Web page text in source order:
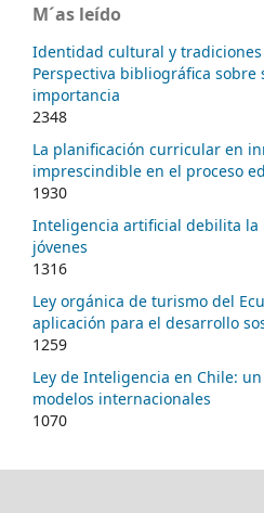
M´as leído
Identidad cultural y
Perspectiva bibliográfica sobre
importancia
2348
La planificación curricular en
imprescindible en el proceso
1930
Inteligencia artificial debilita la
jóvenes
1316
Ley orgánica de turismo del
aplicación para el desarrollo
1259
Ley de Inteligencia en Chile:
modelos internacionales
1070